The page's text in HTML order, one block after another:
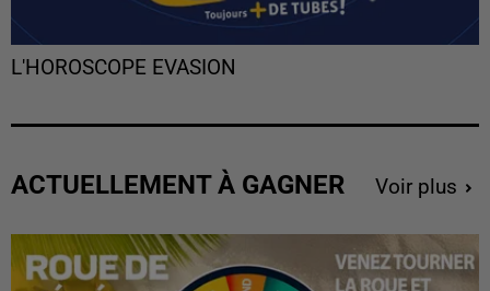
L'HOROSCOPE EVASION
ACTUELLEMENT À GAGNER Voir plus